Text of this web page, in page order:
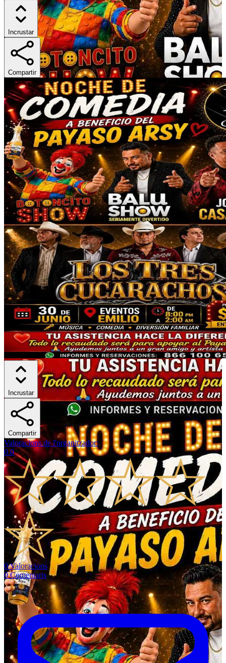
Incrustar
Compartir
Incrustar
Compartir
Valoracions de l'organitzador:
0.0
0 Valoracions
0 Comentaris